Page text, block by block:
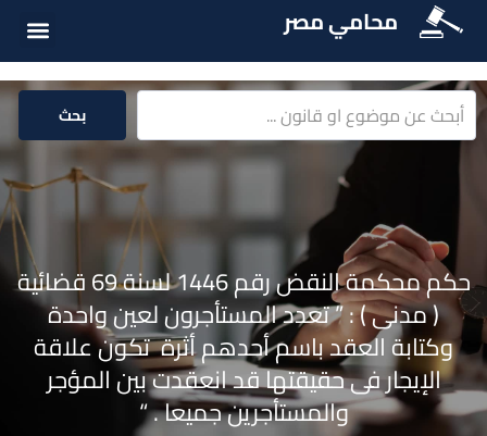
محامي مصر
بحث
حكم محكمة النقض رقم 1446 لسنة 69 قضائية
( مدنى ) : ” تعدد المستأجرون لعين واحدة
وكتابة العقد باسم أحدهم أثرة تكون علاقة
الإيجار فى حقيقتها قد انعقدت بين المؤجر
والمستأجرين جميعا . “